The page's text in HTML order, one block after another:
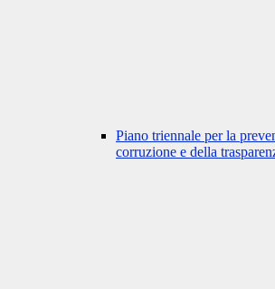
Piano triennale per la
corruzione e della